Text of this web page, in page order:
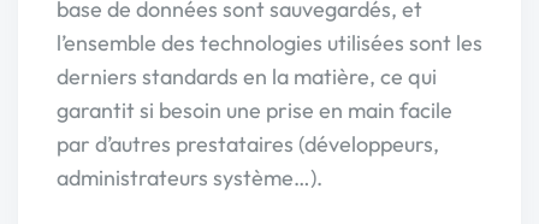
base de données sont sauvegardés, et
l’ensemble des technologies utilisées sont les
derniers standards en la matière, ce qui
garantit si besoin une prise en main facile
par d’autres prestataires (développeurs,
administrateurs système…).